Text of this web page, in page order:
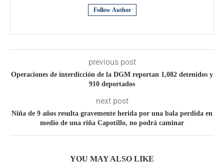
Follow Author
previous post
Operaciones de interdicción de la DGM reportan 1,082 detenidos y
910 deportados
next post
Niña de 9 años resulta gravemente herida por una bala perdida en
medio de una riña Capotillo, no podrá caminar
YOU MAY ALSO LIKE